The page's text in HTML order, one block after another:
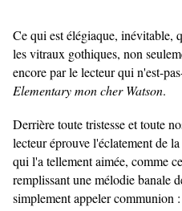
Ce qui est élégiaque, inévitable,
les vitraux gothiques, non
encore par le lecteur qui n'est-
Elementary mon cher Watson.
Derrière toute tristesse et toute
lecteur éprouve l'éclatement de
qui l'a tellement aimée, comme
remplissant une mélodie banale
simplement appeler communion :